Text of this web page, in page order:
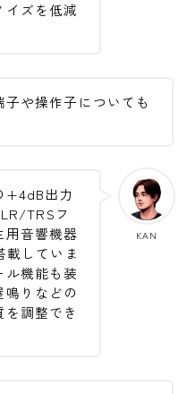
イズを低減
や操作子についても
KAN
+4dB出力
TRSフ
用音響機器
載していま
機能も装
りなどの
調整でき